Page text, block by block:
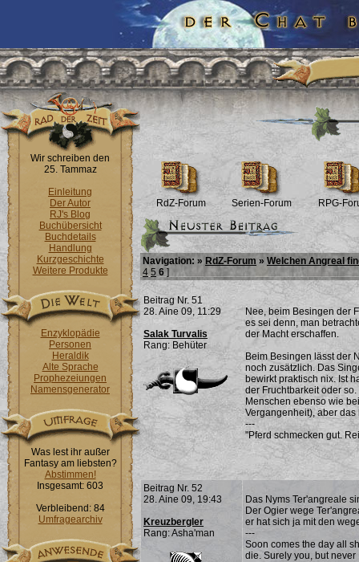
Wir schreiben den
25. Tammaz
Einleitung
Der Autor
RJ's Blog
Buchübersicht
Buchdetails
Handlung
Kurzgeschichte
Weitere Produkte
Enzyklopädie
Personen
Heraldik
Alte Sprache
Prophezeiungen
Namensgenerator
Was lest ihr außer
Fantasy am liebsten?
Abstimmen!
Insgesamt: 603
Verbleibend: 84
Umfragearchiv
RdZ-Forum Serien-Forum RPG-
Navigation: » RdZ-Forum » Welchen Angreal
4 5 6 ]
Beitrag Nr. 51
28. Aine 09, 11:29
Salak Turvalis
Rang: Behüter
Nee, beim Besingen der
es sei denn, man
der Macht erschaffen.
Beim Besingen lässt der
noch zusätzlich. Das
bewirkt praktisch nix. Ist
der Fruchtbarkeit oder
Menschen ebenso wie
Vergangenheit), aber das
---
"Pferd schmecken gut.
Beitrag Nr. 52
28. Aine 09, 19:43
Kreuzbergler
Rang: Asha'man
Das Nyms Ter'angreale
Der Ogier wege
er hat sich ja mit den
---
Soon comes the day all
die. Surely you, but never